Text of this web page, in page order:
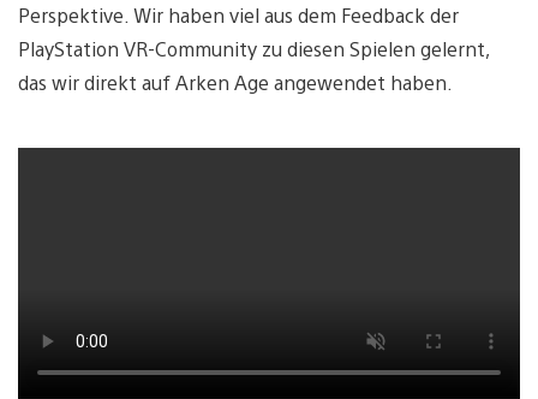
Perspektive. Wir haben viel aus dem Feedback der
PlayStation VR-Community zu diesen Spielen gelernt,
das wir direkt auf Arken Age angewendet haben.